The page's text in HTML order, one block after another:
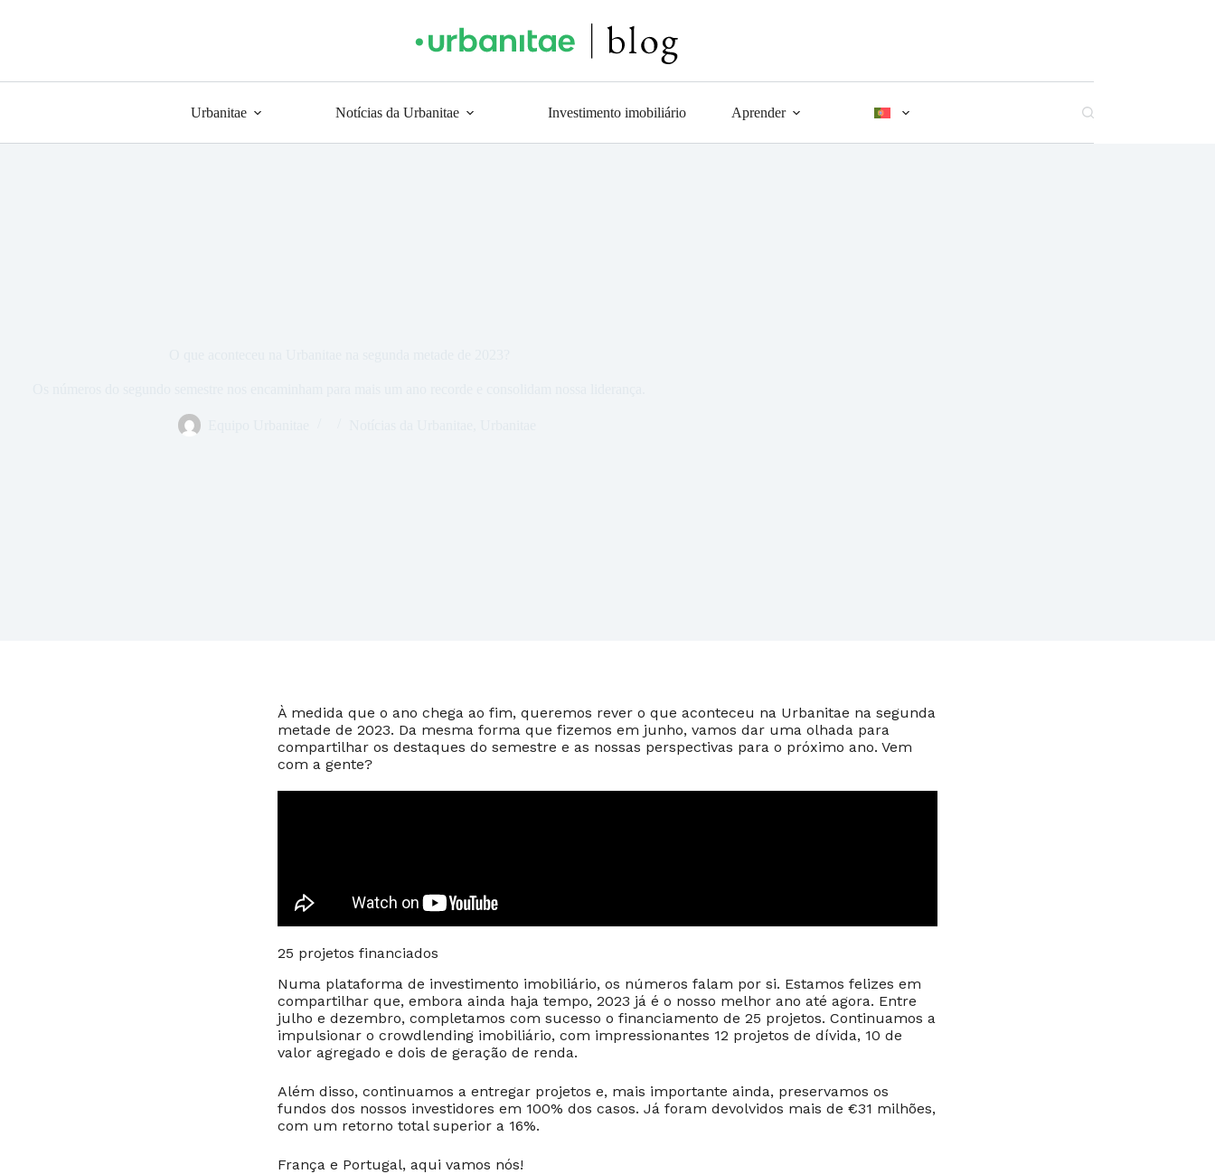
Urbanitae Notícias da Urbanitae Investimento imobiliário Aprender
À medida que o ano chega ao fim, queremos rever o que aconteceu na Urbanitae na segunda
metade de 2023. Da mesma forma que fizemos em junho, vamos dar uma olhada para
compartilhar os destaques do semestre e as nossas perspectivas para o próximo ano. Vem
com a gente?
25 projetos financiados
Numa plataforma de investimento imobiliário, os números falam por si. Estamos felizes em
compartilhar que, embora ainda haja tempo, 2023 já é o nosso melhor ano até agora. Entre
julho e dezembro, completamos com sucesso o financiamento de 25 projetos. Continuamos a
impulsionar o crowdlending imobiliário, com impressionantes 12 projetos de dívida, 10 de
valor agregado e dois de geração de renda.
Além disso, continuamos a entregar projetos e, mais importante ainda, preservamos os
fundos dos nossos investidores em 100% dos casos. Já foram devolvidos mais de €31 milhões,
com um retorno total superior a 16%.
França e Portugal, aqui vamos nós!